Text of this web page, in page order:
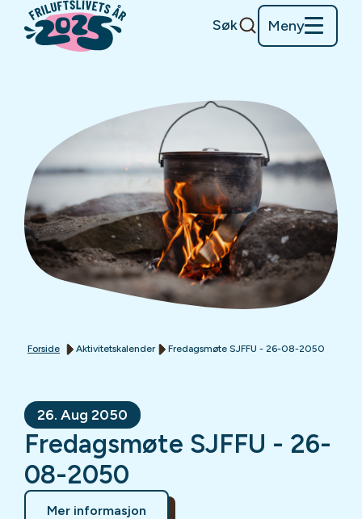
Søk Meny
Forside Aktivitetskalender Fredagsmøte SJFFU - 26-08-2050
26. Aug 2050
Fredagsmøte SJFFU - 26-
08-2050
Mer informasjon